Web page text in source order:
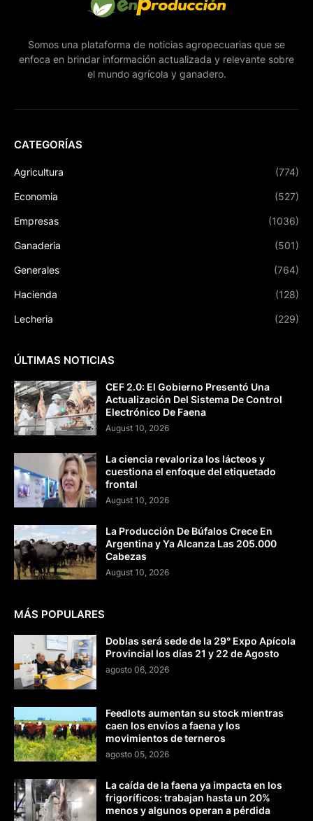
Somos una plataforma de noticias agropecuarias que se
enfoca en brindar información actualizada y relevante sobre
el mundo agrícola y ganadero.
CATEGORÍAS
Agricultura (774)
Economia (527)
Empresas (1036)
Ganaderia (501)
Generales (764)
Hacienda (128)
Lecheria (229)
ÚLTIMAS NOTICIAS
CEF 2.0: El Gobierno Presentó Una
Actualización Del Sistema De Control
Electrónico De Faena
August 10, 2026
La ciencia revaloriza los lácteos y
cuestiona el enfoque del etiquetado
frontal
August 10, 2026
La Producción De Búfalos Crece En
Argentina y Ya Alcanza Las 205.000
Cabezas
August 10, 2026
MÁS POPULARES
Doblas será sede de la 29° Expo Apícola
Provincial los días 21 y 22 de Agosto
agosto 06, 2026
Feedlots aumentan su stock mientras
caen los envíos a faena y los
movimientos de terneros
agosto 05, 2026
La caída de la faena ya impacta en los
frigoríficos: trabajan hasta un 20%
menos y algunos operan a pérdida